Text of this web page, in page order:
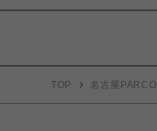
TOP 名古屋PARCO